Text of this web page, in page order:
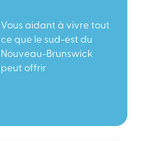
Vous aidant à vivre tout
ce que le sud-est du
Nouveau-Brunswick
peut offrir